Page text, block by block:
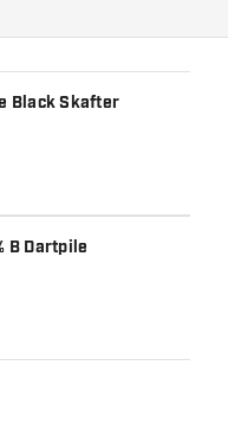
Black Skafter
B Dartpile